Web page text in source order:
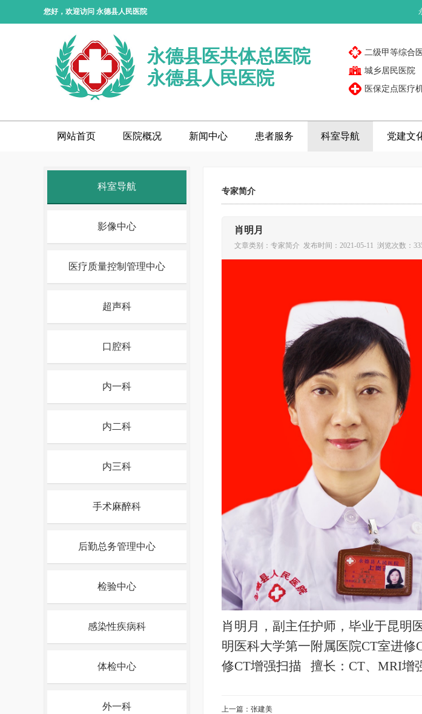
您好，欢迎访问 永德县人民医院
永德县医共体总医院
永德县人民医院
二级甲等综合
城乡居民医院
医保定点医疗
网站首页 医院概况 新闻中心 患者服务 科室导航 党建文
科室导航
影像中心
医疗质量控制管理中心
超声科
口腔科
内一科
内二科
内三科
手术麻醉科
后勤总务管理中心
检验中心
感染性疾病科
体检中心
外一科
专家简介
肖明月
文章类别：专家简介 发布时间：2021-05-11 浏览次数：
肖明月，副主任护师，毕业于昆明
明医科大学第一附属医院CT室进修
修CT增强扫描 擅长： CT、 MRI增
上一篇：张建美